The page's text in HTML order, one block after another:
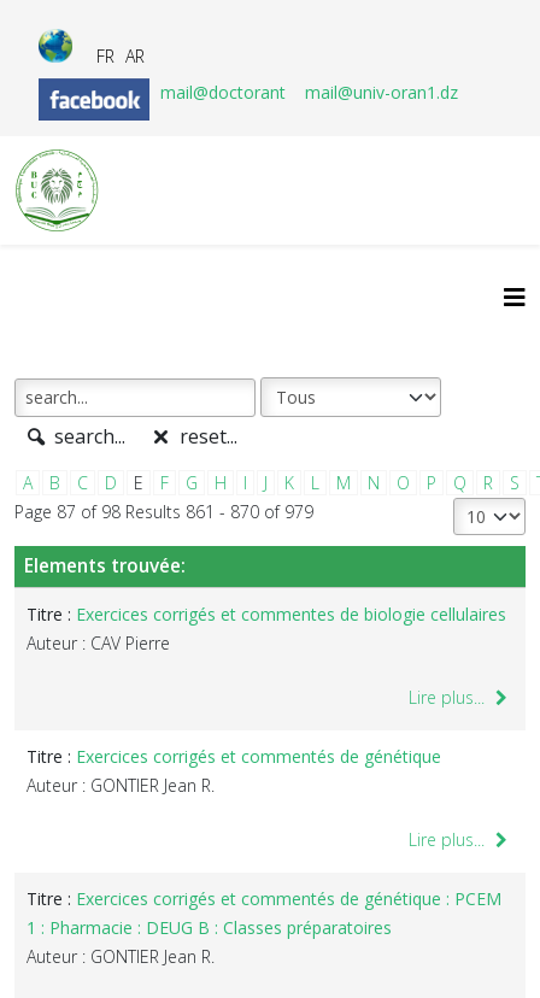
FR AR
mail@doctorant
mail@univ-oran1.dz
search... reset...
A B C D E F G H I J K L M N O P Q R S
Page 87 of 98 Results 861 - 870 of 979
Elements trouvée:
Titre : Exercices corrigés et commentes de biologie cellulaires
Auteur : CAV Pierre
Lire plus...
Titre : Exercices corrigés et commentés de génétique
Auteur : GONTIER Jean R.
Lire plus...
Titre : Exercices corrigés et commentés de génétique : PCEM
1 : Pharmacie : DEUG B : Classes préparatoires
Auteur : GONTIER Jean R.